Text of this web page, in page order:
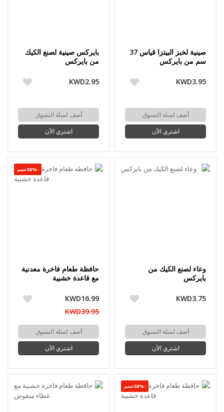
صينية لخبز البيتزا قياس 37
سم من بايركس
KWD3.95
أضف لسلة التسوق
اشتري الآن
بايركس صينية لصنع الكيك
من بايركس
KWD2.95
أضف لسلة التسوق
اشتري الآن
وعاء لصنع الكيك من
بايركس
KWD3.75
أضف لسلة التسوق
اشتري الآن
-58%حسم
حافظة طعام فاخرة معدنية
مع قاعدة خشبية
KWD16.99
KWD39.95
أضف لسلة التسوق
اشتري الآن
-58%حسم